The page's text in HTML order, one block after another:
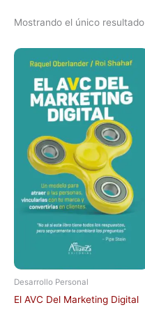
Mostrando el único resultado
Desarrollo Personal
El AVC Del Marketing Digital